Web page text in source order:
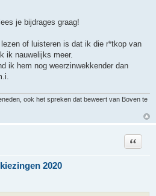
je bijdrages graag!
of luisteren is dat ik die r*tkop van
ik nauwelijks meer.
ik hem nog weerzinwekkender dan
ook het spreken dat beweert van Boven te
2020
Citeer